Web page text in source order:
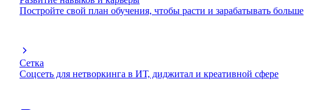
Постройте свой план обучения, чтобы расти и зарабатывать больше
Сетка
Соцсеть для нетворкинга в ИТ, диджитал и креативной сфере